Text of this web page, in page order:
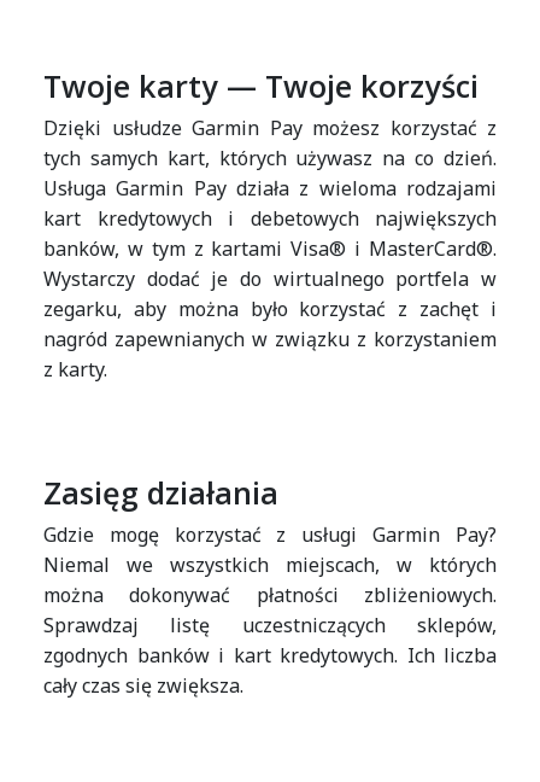
Twoje karty — Twoje korzyści
Dzięki usłudze Garmin Pay możesz korzystać z
tych samych kart, których używasz na co dzień.
Usługa Garmin Pay działa z wieloma rodzajami
kart kredytowych i debetowych największych
banków, w tym z kartami Visa® i MasterCard®.
Wystarczy dodać je do wirtualnego portfela w
zegarku, aby można było korzystać z zachęt i
nagród zapewnianych w związku z korzystaniem
z karty.
Zasięg działania
Gdzie mogę korzystać z usługi Garmin Pay?
Niemal we wszystkich miejscach, w których
można dokonywać płatności zbliżeniowych.
Sprawdzaj listę uczestniczących sklepów,
zgodnych banków i kart kredytowych. Ich liczba
cały czas się zwiększa.